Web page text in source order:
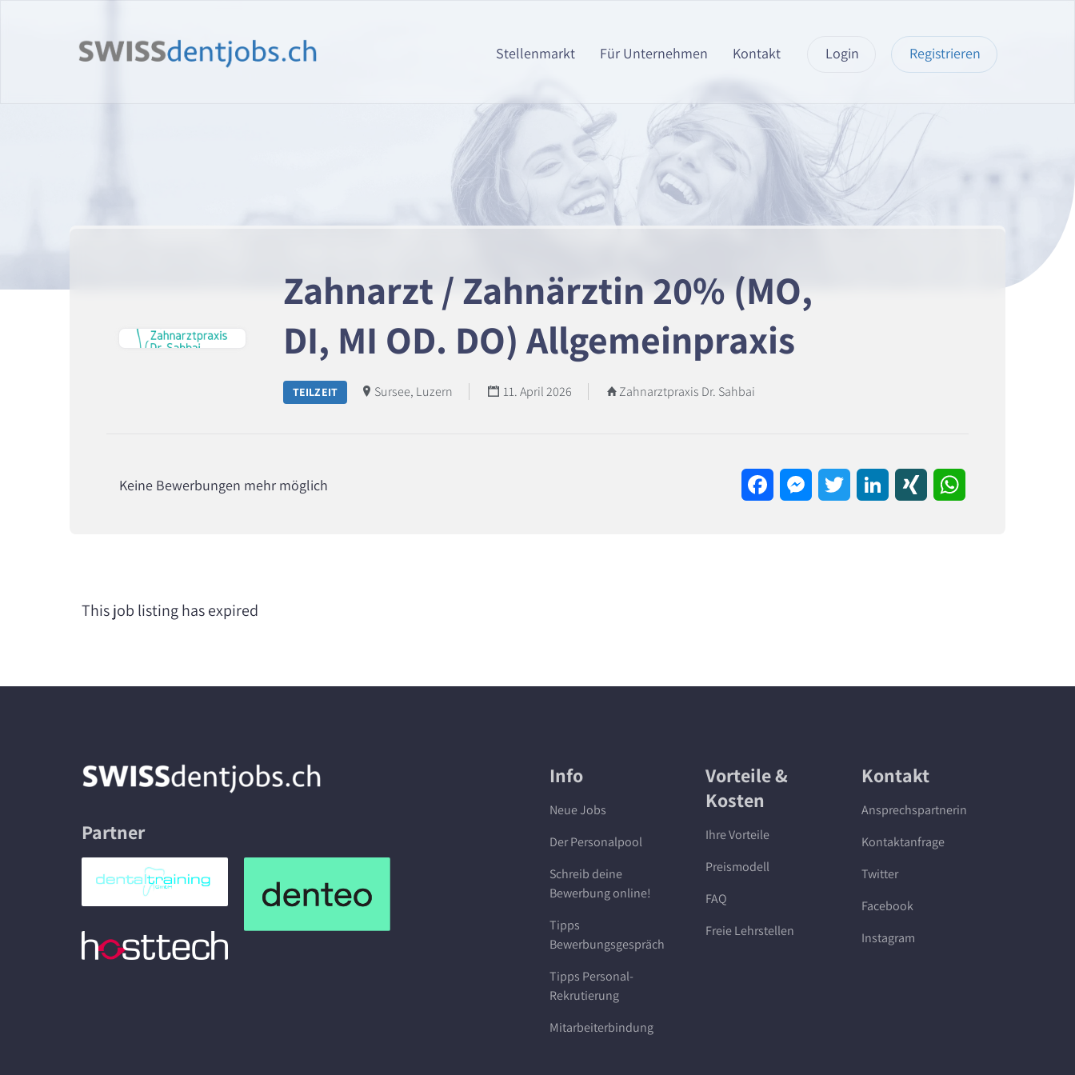
Stellenmarkt Für Unternehmen Kontakt Login Registrieren
Zahnarzt / Zahnärztin 20% (MO,
DI, MI OD. DO) Allgemeinpraxis
TEILZEIT Sursee, Luzern 11. April 2026 Zahnarztpraxis Dr. Sahbai
Keine Bewerbungen mehr möglich
FacebookMessengerTwitter LinkedInXING
This job listing has expired
Partner
Info
Neue Jobs
Der Personalpool
Schreib deine
Bewerbung online!
Tipps
Bewerbungsgespräch
Tipps Personal-
Rekrutierung
Mitarbeiterbindung
Vorteile &
Kosten
Ihre Vorteile
Preismodell
FAQ
Freie Lehrstellen
Kontakt
Ansprechspartnerin
Kontaktanfrage
Twitter
Facebook
Instagram